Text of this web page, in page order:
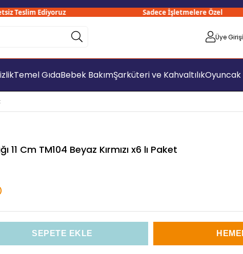
Teslim Ediyoruz Sadece İşletmelere Özel
Üye Girişi
Temel GıdaBebek BakımŞarküteri ve KahvaltılıkOyuncak
Cm TM104 Beyaz Kırmızı x6 lı Paket